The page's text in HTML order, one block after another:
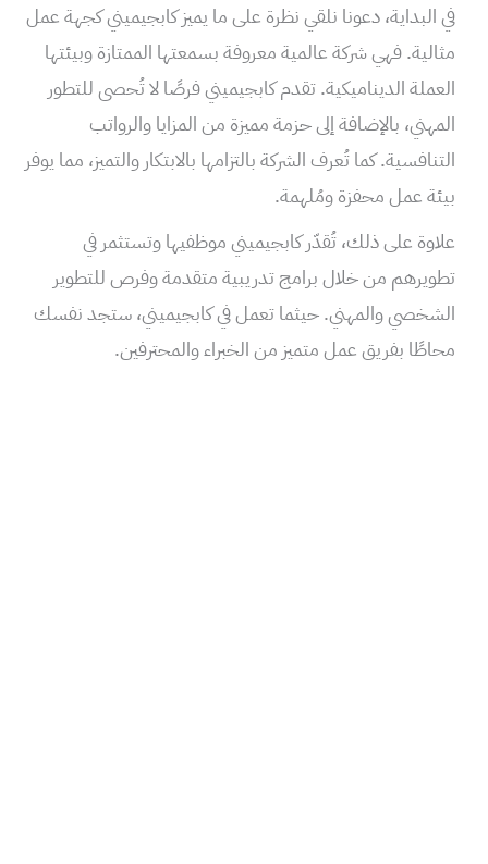
في البداية، دعونا نلقي نظرة على ما يميز كابجيميني كجهة عمل
مثالية. فهي شركة عالمية معروفة بسمعتها الممتازة وبيئتها
العملة الديناميكية. تقدم كابجيميني فرصًا لا تُحصى للتطور
المهني، بالإضافة إلى حزمة مميزة من المزايا والرواتب
التنافسية. كما تُعرف الشركة بالتزامها بالابتكار والتميز، مما يوفر
بيئة عمل محفزة ومُلهمة.
علاوة على ذلك، تُقدّر كابجيميني موظفيها وتستثمر في
تطويرهم من خلال برامج تدريبية متقدمة وفرص للتطوير
الشخصي والمهني. حيثما تعمل في كابجيميني، ستجد نفسك
محاطًا بفريق عمل متميز من الخبراء والمحترفين.